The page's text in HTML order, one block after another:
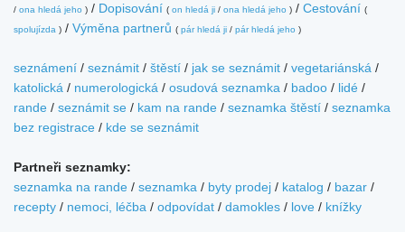
/ ona hledá jeho ) / Dopisování ( on hledá ji / ona hledá jeho ) / Cestování (
spolujízda ) / Výměna partnerů ( pár hledá ji / pár hledá jeho )
seznámení / seznámit / štěstí / jak se seznámit / vegetariánská /
katolická / numerologická / osudová seznamka / badoo / lidé /
rande / seznámit se / kam na rande / seznamka štěstí / seznamka
bez registrace / kde se seznámit
Partneři seznamky:
seznamka na rande / seznamka / byty prodej / katalog / bazar /
recepty / nemoci, léčba / odpovídat / damokles / love / knížky